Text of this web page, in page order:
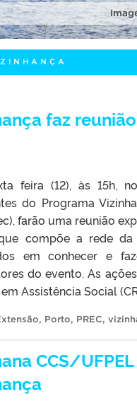
faz
feira (12), às 15h,
do Programa
farão uma reunião
compõe a rede
em conhecer e
do evento. As
Assistência Social
, Porto, PREC,
CCS/